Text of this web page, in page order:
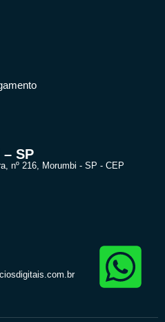
SP
nº 216, Morumbi - SP - CEP